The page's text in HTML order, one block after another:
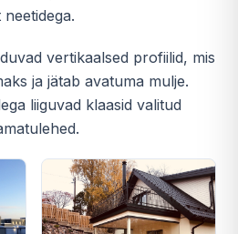
vertikaalsed profiilid, mis
ja jätab avatuma mulje.
liiguvad klaasid valitud